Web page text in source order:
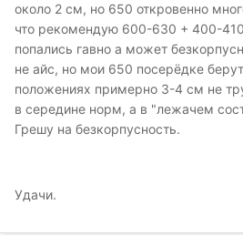
около 2 см, но 650 откровенно
что рекомендую 600-630 + 400-
попались гавно а может
не айс, но мои 650 посерёдке
положениях примерно 3-4 см не
в середине норм, а в "лежачем
Грешу на безкорпусность.
Удачи.